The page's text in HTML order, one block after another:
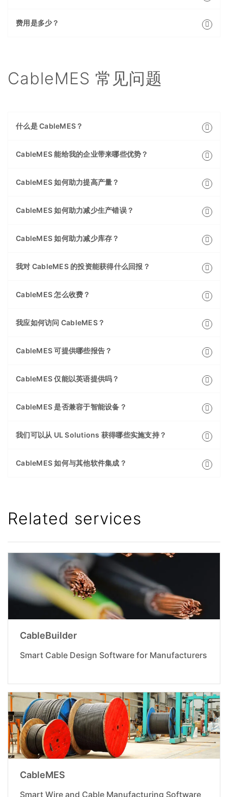
费用是多少？
CableMES 常见问题
什么是 CableMES？
CableMES 能给我的企业带来哪些优势？
CableMES 如何助力提高产量？
CableMES 如何助力减少生产错误？
CableMES 如何助力减少库存？
我对 CableMES 的投资能获得什么回报？
CableMES 怎么收费？
我应如何访问 CableMES？
CableMES 可提供哪些报告？
CableMES 仅能以英语提供吗？
CableMES 是否兼容于智能设备？
我们可以从 UL Solutions 获得哪些实施支持？
CableMES 如何与其他软件集成？
Related services
CableBuilder
Smart Cable Design Software for Manufacturers
CableMES
Smart Wire and Cable Manufacturing Software